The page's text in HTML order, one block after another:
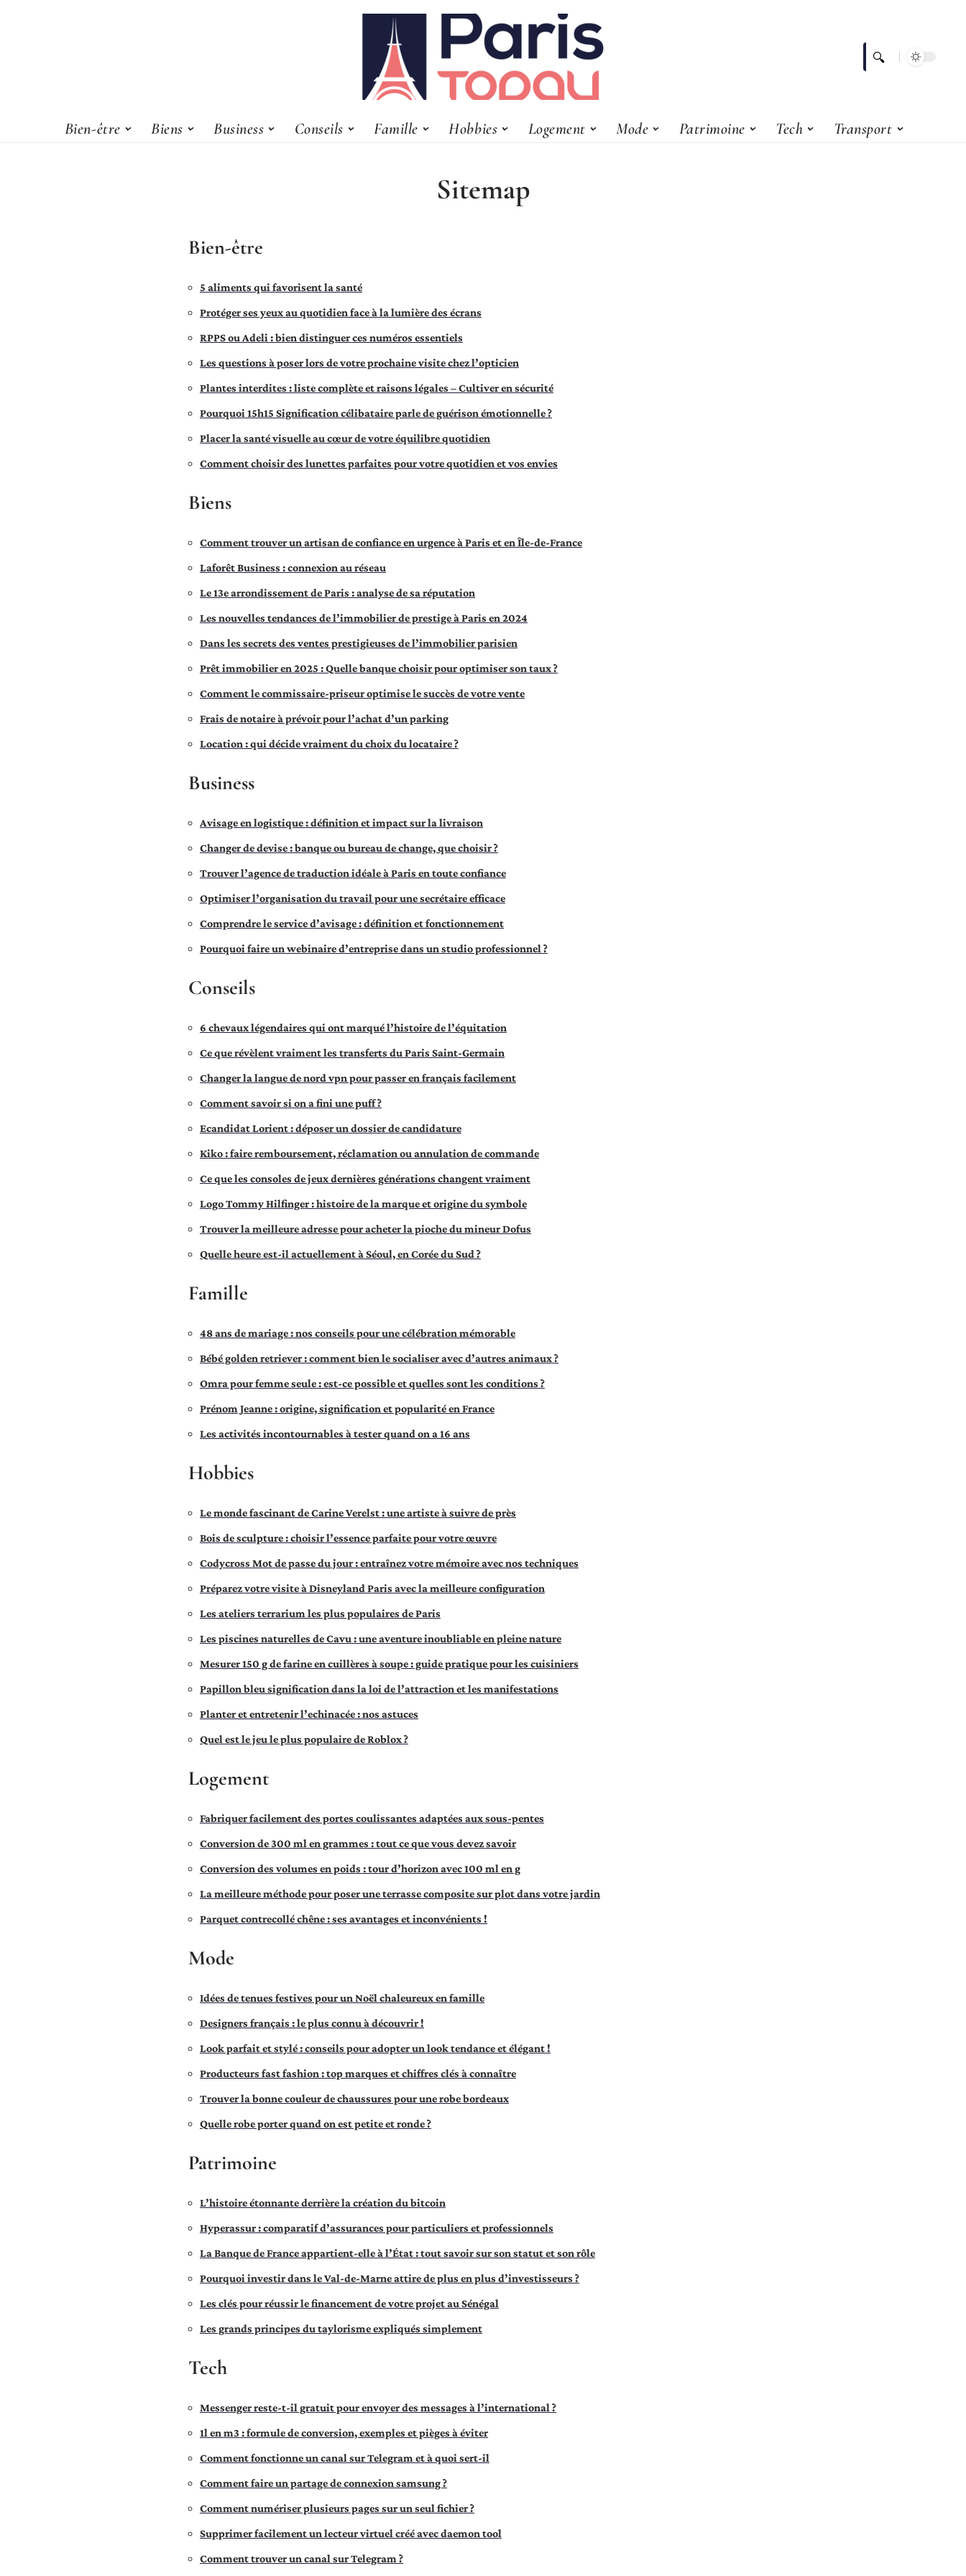
Bien-être Biens Business Conseils Famille Hobbies Logement Mode Patrimoine Tech Transport
Sitemap
Bien-être
5 aliments qui favorisent la santé
Protéger ses yeux au quotidien face à la lumière des écrans
RPPS ou Adeli : bien distinguer ces numéros essentiels
Les questions à poser lors de votre prochaine visite chez l’opticien
Plantes interdites : liste complète et raisons légales – Cultiver en sécurité
Pourquoi 15h15 Signification célibataire parle de guérison émotionnelle ?
Placer la santé visuelle au cœur de votre équilibre quotidien
Comment choisir des lunettes parfaites pour votre quotidien et vos envies
Biens
Comment trouver un artisan de confiance en urgence à Paris et en Île-de-France
Laforêt Business : connexion au réseau
Le 13e arrondissement de Paris : analyse de sa réputation
Les nouvelles tendances de l’immobilier de prestige à Paris en 2024
Dans les secrets des ventes prestigieuses de l’immobilier parisien
Prêt immobilier en 2025 : Quelle banque choisir pour optimiser son taux ?
Comment le commissaire-priseur optimise le succès de votre vente
Frais de notaire à prévoir pour l’achat d’un parking
Location : qui décide vraiment du choix du locataire ?
Business
Avisage en logistique : définition et impact sur la livraison
Changer de devise : banque ou bureau de change, que choisir ?
Trouver l’agence de traduction idéale à Paris en toute confiance
Optimiser l’organisation du travail pour une secrétaire efficace
Comprendre le service d’avisage : définition et fonctionnement
Pourquoi faire un webinaire d’entreprise dans un studio professionnel ?
Conseils
6 chevaux légendaires qui ont marqué l’histoire de l’équitation
Ce que révèlent vraiment les transferts du Paris Saint-Germain
Changer la langue de nord vpn pour passer en français facilement
Comment savoir si on a fini une puff ?
Ecandidat Lorient : déposer un dossier de candidature
Kiko : faire remboursement, réclamation ou annulation de commande
Ce que les consoles de jeux dernières générations changent vraiment
Logo Tommy Hilfinger : histoire de la marque et origine du symbole
Trouver la meilleure adresse pour acheter la pioche du mineur Dofus
Quelle heure est-il actuellement à Séoul, en Corée du Sud ?
Famille
48 ans de mariage : nos conseils pour une célébration mémorable
Bébé golden retriever : comment bien le socialiser avec d’autres animaux ?
Omra pour femme seule : est-ce possible et quelles sont les conditions ?
Prénom Jeanne : origine, signification et popularité en France
Les activités incontournables à tester quand on a 16 ans
Hobbies
Le monde fascinant de Carine Verelst : une artiste à suivre de près
Bois de sculpture : choisir l’essence parfaite pour votre œuvre
Codycross Mot de passe du jour : entraînez votre mémoire avec nos techniques
Préparez votre visite à Disneyland Paris avec la meilleure configuration
Les ateliers terrarium les plus populaires de Paris
Les piscines naturelles de Cavu : une aventure inoubliable en pleine nature
Mesurer 150 g de farine en cuillères à soupe : guide pratique pour les cuisiniers
Papillon bleu signification dans la loi de l’attraction et les manifestations
Planter et entretenir l’echinacée : nos astuces
Quel est le jeu le plus populaire de Roblox ?
Logement
Fabriquer facilement des portes coulissantes adaptées aux sous-pentes
Conversion de 300 ml en grammes : tout ce que vous devez savoir
Conversion des volumes en poids : tour d’horizon avec 100 ml en g
La meilleure méthode pour poser une terrasse composite sur plot dans votre jardin
Parquet contrecollé chêne : ses avantages et inconvénients !
Mode
Idées de tenues festives pour un Noël chaleureux en famille
Designers français : le plus connu à découvrir !
Look parfait et stylé : conseils pour adopter un look tendance et élégant !
Producteurs fast fashion : top marques et chiffres clés à connaître
Trouver la bonne couleur de chaussures pour une robe bordeaux
Quelle robe porter quand on est petite et ronde ?
Patrimoine
L’histoire étonnante derrière la création du bitcoin
Hyperassur : comparatif d’assurances pour particuliers et professionnels
La Banque de France appartient-elle à l’État : tout savoir sur son statut et son rôle
Pourquoi investir dans le Val-de-Marne attire de plus en plus d’investisseurs ?
Les clés pour réussir le financement de votre projet au Sénégal
Les grands principes du taylorisme expliqués simplement
Tech
Messenger reste-t-il gratuit pour envoyer des messages à l’international ?
1l en m3 : formule de conversion, exemples et pièges à éviter
Comment fonctionne un canal sur Telegram et à quoi sert-il
Comment faire un partage de connexion samsung ?
Comment numériser plusieurs pages sur un seul fichier ?
Supprimer facilement un lecteur virtuel créé avec daemon tool
Comment trouver un canal sur Telegram ?